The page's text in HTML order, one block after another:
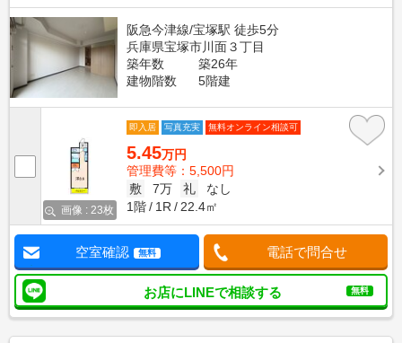
阪急今津線/宝塚駅 徒歩5分
兵庫県宝塚市川面３丁目
築年数
築26年
建物階数
5階建
画像 : 23枚
即入居 写真充実 無料オンライン相談可
5.45万円
管理費等：5,500円
敷
7万 礼
なし
1階
1R 22.4㎡
空室確認 無料 電話で問合せ
お店にLINEで相談する 無料